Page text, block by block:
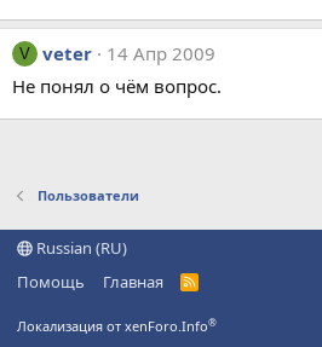
V veter
14 Апр 2009
Не понял о чём вопрос.
Пользователи
Russian (RU)
Помощь
Главная
R
Локализация от xenForo.Info®